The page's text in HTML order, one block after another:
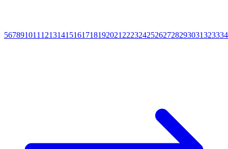
567891011 12131415161718192021 22232425262728293031323334